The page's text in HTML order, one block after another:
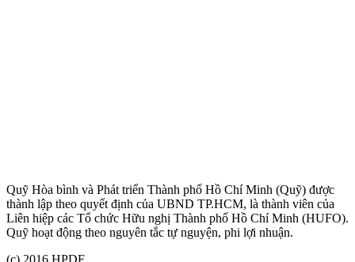
Quỹ Hòa bình và Phát triển Thành phố Hồ Chí Minh (Quỹ) được
thành lập theo quyết định của UBND TP.HCM, là thành viên của
Liên hiệp các Tổ chức Hữu nghị Thành phố Hồ Chí Minh (HUFO).
Quỹ hoạt động theo nguyên tắc tự nguyện, phi lợi nhuận.
(c) 2016 HPDF